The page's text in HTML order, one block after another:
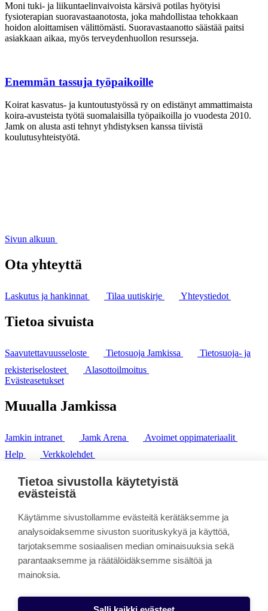
Moni tuki- ja liikuntaelinvaivoista kärsivä potilas hyötyisi
fysioterapian suoravastaanotosta, joka mahdollistaa tehokkaan
hoidon aloittamisen välittömästi. Suoravastaanotto säästää paitsi
asiakkaan aikaa, myös terveydenhuollon resursseja.
Enemmän tassuja työpaikoille
Koirat kasvatus- ja kuntoutustyössä ry on edistänyt ammattimaista
koira-avusteista työtä suomalaisilla työpaikoilla jo vuodesta 2010.
Jamk on alusta asti tehnyt yhdistyksen kanssa tiivistä
koulutusyhteistyötä.
Sivun alkuun
Ota yhteyttä
Laskutus ja hankinnat Tilaa uutiskirje Yhteystiedot
Tietoa sivuista
Saavutettavuusseloste Tietosuoja Jamkissa
Tietosuoja- ja
rekisteriselosteet
Alasottoilmoitus
Evästeasetukset
Muualla Jamkissa
Jamkin intranet Jamk Arena
Avoimet oppimateriaalit
Help
Verkkolehdet
puh. +358 20 743 8100
fax. +358 14 449 9694
Tietoa sivustolla käytetyistä
evästeistä
Käytämme sivustollamme evästeitä kerätäksemme ja
analysoidaksemme sivuston suorituskykyä ja käyttöä,
tarjotaksemme sosiaalisen median ominaisuuksia sekä
parantaaksemme ja räätälöidäksemme sisältöä ja
mainoksia.